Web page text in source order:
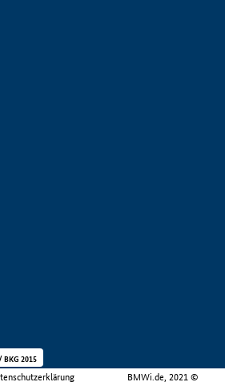
BMWi.de, 2021 ©
BKG 2015